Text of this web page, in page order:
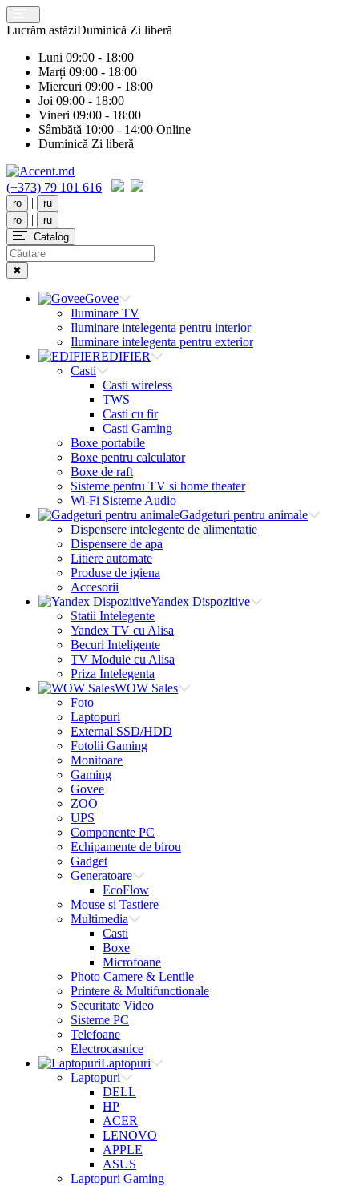
Lucrăm astăziDuminică Zi liberă
Luni 09:00 - 18:00
Marți 09:00 - 18:00
Miercuri 09:00 - 18:00
Joi 09:00 - 18:00
Vineri 09:00 - 18:00
Sâmbătă 10:00 - 14:00 Online
Duminică Zi liberă
(+373) 79 101 616
ro |
ru
ro
|
ru
Catalog
✖
Govee
Iluminare TV
Iluminare intelegenta pentru interior
Iluminare intelegenta pentru exterior
EDIFIER
Casti
Casti wireless
TWS
Casti cu fir
Casti Gaming
Boxe portabile
Boxe pentru calculator
Boxe de raft
Sisteme pentru TV si home theater
Wi-Fi Sisteme Audio
Gadgeturi pentru animale
Dispensere intelegente de alimentatie
Dispensere de apa
Litiere automate
Produse de igiena
Accesorii
Yandex Dispozitive
Statii Intelegente
Yandex TV cu Alisa
Becuri Inteligente
TV Module cu Alisa
Priza Intelegenta
WOW Sales
Foto
Laptopuri
External SSD/HDD
Fotolii Gaming
Monitoare
Gaming
Govee
ZOO
UPS
Componente PC
Echipamente de birou
Gadget
Generatoare
EcoFlow
Mouse si Tastiere
Multimedia
Casti
Boxe
Microfoane
Photo Camere & Lentile
Printere & Multifunctionale
Securitate Video
Sisteme PC
Telefoane
Electrocasnice
Laptopuri
Laptopuri
DELL
HP
ACER
LENOVO
APPLE
ASUS
Laptopuri Gaming